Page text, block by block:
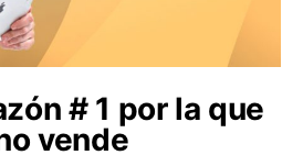
# 1 por la que
vende